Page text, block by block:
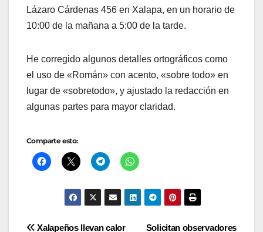
Lázaro Cárdenas 456 en Xalapa, en un horario de
10:00 de la mañana a 5:00 de la tarde.
He corregido algunos detalles ortográficos como
el uso de «Román» con acento, «sobre todo» en
lugar de «sobretodo», y ajustado la redacción en
algunas partes para mayor claridad.
Comparte esto:
Solicitan observadores
Xalapeños llevan calor